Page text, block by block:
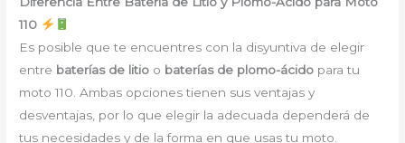
110
Es posible que te encuentres con la disyuntiva de elegir
entre baterías de litio o baterías de plomo-ácido para tu
moto 110. Ambas opciones tienen sus ventajas y
desventajas, por lo que elegir la adecuada dependerá de
tus necesidades y de la forma en que usas tu moto.